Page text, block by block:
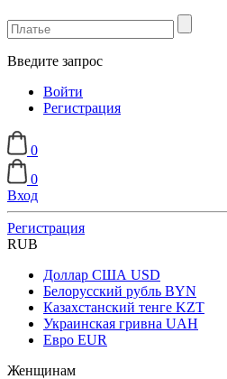
Введите запрос
Войти
Регистрация
0
0
Вход
Регистрация
RUB
Доллар США USD
Белорусский рубль BYN
Казахстанский тенге KZT
Украинская гривна UAH
Евро EUR
Женщинам